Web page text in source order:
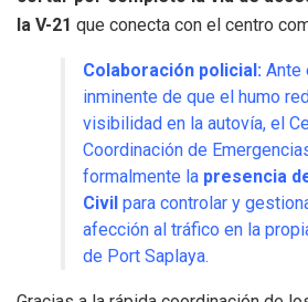
la V-21 que conecta con el centro
Colaboración policial: Ante
inminente de que el humo
visibilidad en la autovía, el
Coordinación de
formalmente la presencia
Civil para controlar y
afección al tráfico en la
de Port Saplaya.